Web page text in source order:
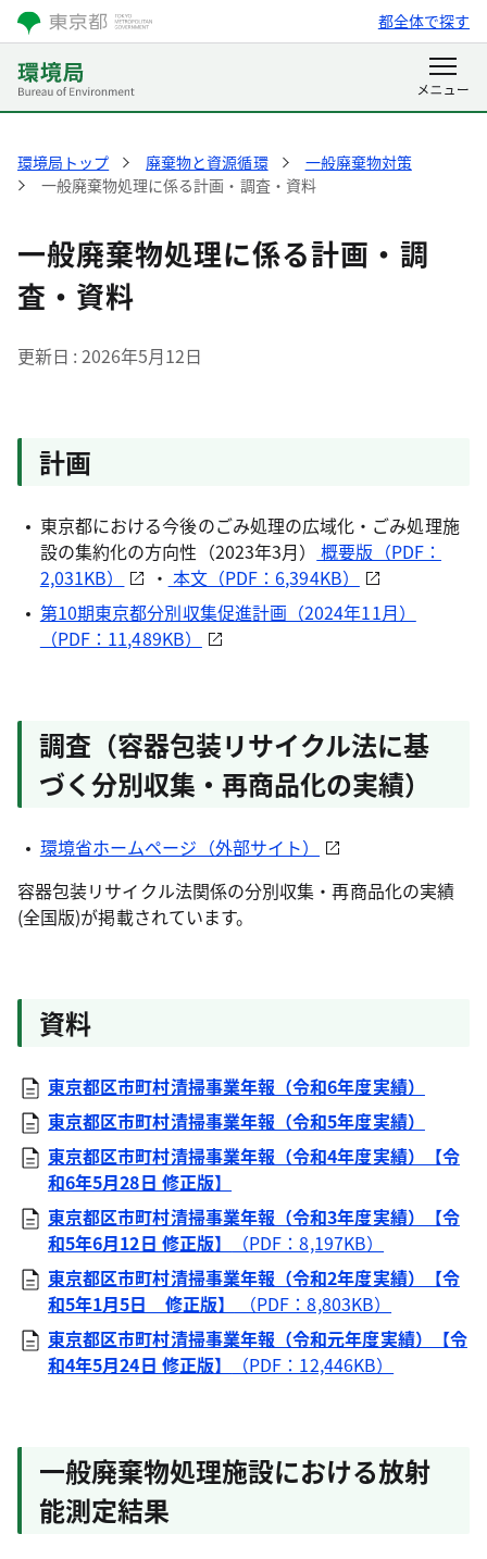
都全体で探す
環境局トップ 廃棄物と資源循環
一般廃棄物対策
一般廃棄物処理に係る計画・調査・資料
一般廃棄物処理に係る計画・調
査・資料
更新日 2026年5月12日
計画
東京都における今後のごみ処理の広域化・ごみ処理施
設の集約化の方向性（2023年3月）
概要版（PDF：
2,031KB）
・ 本文（PDF：6,394KB）
第10期東京都分別収集促進計画（2024年11月）
（PDF：11,489KB）
調査（容器包装リサイクル法に基
づく分別収集・再商品化の実績）
環境省ホームページ（外部サイト）
容器包装リサイクル法関係の分別収集・再商品化の実績
(全国版)が掲載されています。
資料
東京都区市町村清掃事業年報（令和6年度実績）
東京都区市町村清掃事業年報（令和5年度実績）
東京都区市町村清掃事業年報（令和4年度実績）【令
和6年5月28日 修正版】
東京都区市町村清掃事業年報（令和3年度実績）【令
和5年6月12日 修正版】
（PDF：8,197KB）
東京都区市町村清掃事業年報（令和2年度実績）【令
和5年1月5日 修正版】
（PDF：8,803KB）
東京都区市町村清掃事業年報（令和元年度実績）【令
和4年5月24日 修正版】
（PDF：12,446KB）
一般廃棄物処理施設における放射
能測定結果